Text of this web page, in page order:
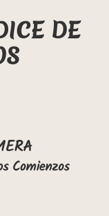
DE
Comienzos